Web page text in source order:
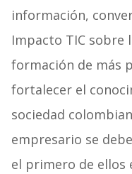
información,
Impacto TIC sobre
formación de más
fortalecer el
sociedad
empresario se
el primero de ellos